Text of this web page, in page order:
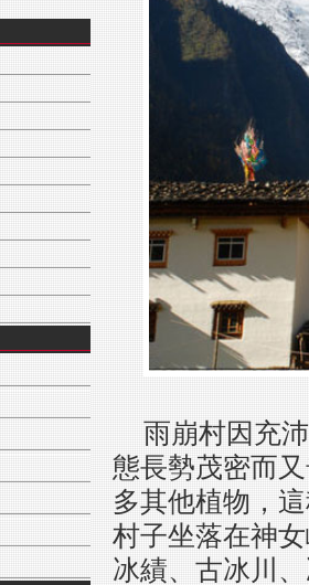
雨崩村因充
態長勢茂密而
多其他植物，
村子坐落在神
冰績、古冰川